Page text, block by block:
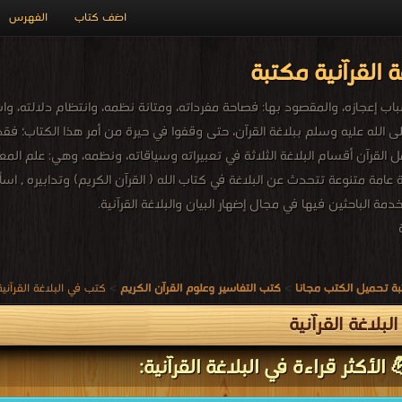
الفهرس اضف كتاب
القرآنية مكتبة
إعجازه، والمقصود بها: فصاحة مفرداته، ومتانة نظمه، وانتظام
عليه وسلم ببلاغة القرآن، حتى وقفوا في حيرة من أمر هذا الكتاب؛
أقسام البلاغة الثلاثة في تعبيراته وسياقاته، ونظمه، وهي: علم
متنوعة تتحدث عن البلاغة في كتاب الله ( القرآن الكريم) وتدابيره ,
الباحثين فيها في مجال إضهار البيان والبلاغة القرآنية.
تحميل الكتب مجانا > كتب التفاسير وعلوم القرآن الكريم > كتب في البلاغة
القرآنية
قراءة في البلاغة القرآنية: